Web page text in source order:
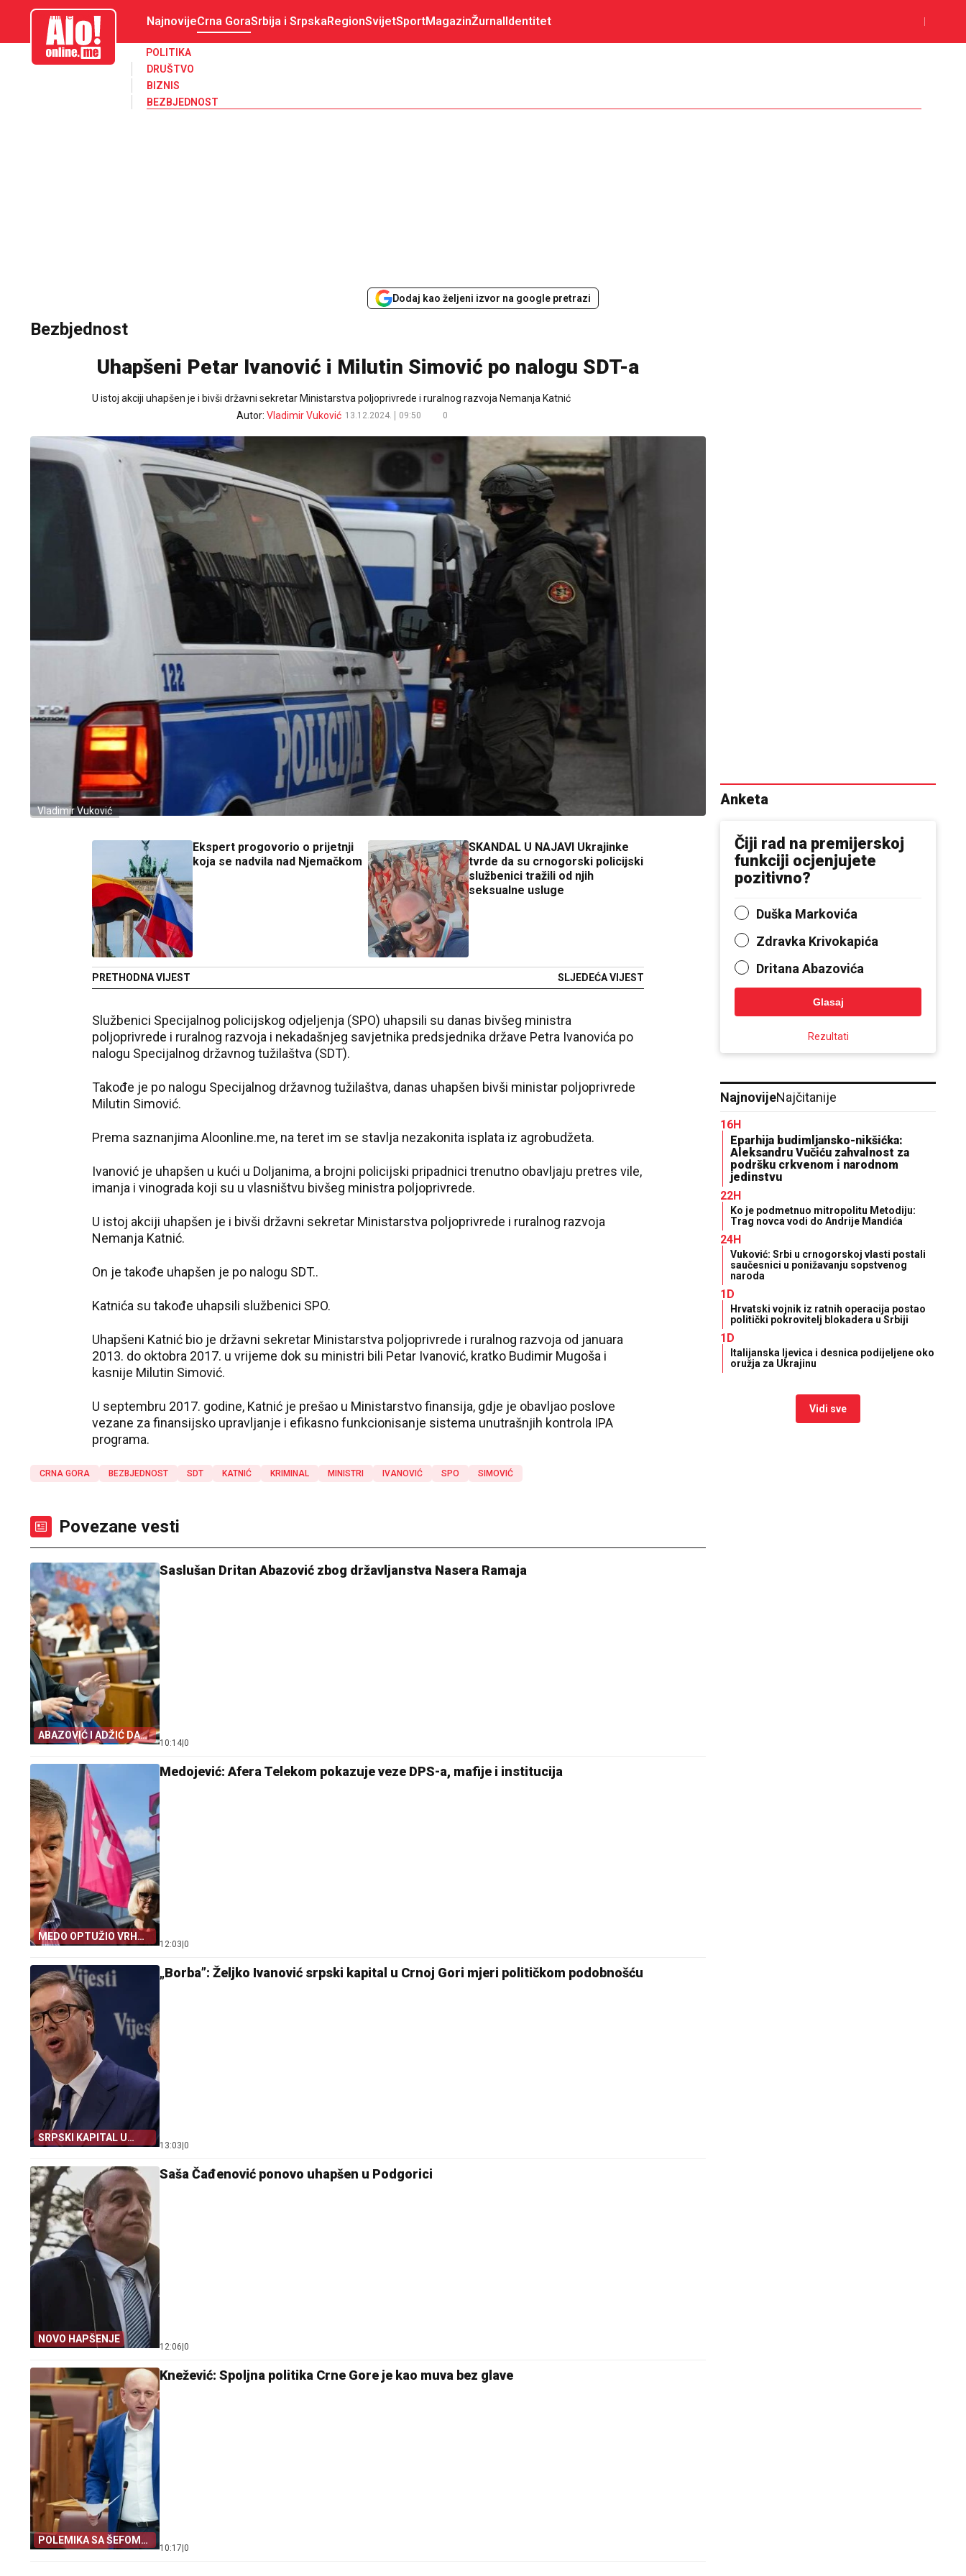
aloonline.me NajnovijeCrna GoraSrbija i SrpskaRegionSvijetSportMagazinŽurnalIdentitet
POLITIKA
DRUŠTVO
BIZNIS
BEZBJEDNOST
Dodaj kao željeni izvor na google pretrazi
Bezbjednost
Uhapšeni Petar Ivanović i Milutin Simović po nalogu SDT-a
U istoj akciji uhapšen je i bivši državni sekretar Ministarstva poljoprivrede i ruralnog razvoja Nemanja Katnić
Autor: Vladimir Vuković 13.12.2024. 09:50 0
Vladimir Vuković
Ekspert progovorio o prijetnji
koja se nadvila nad Njemačkom
PRETHODNA VIJEST
SKANDAL U NAJAVI Ukrajinke
tvrde da su crnogorski policijski
službenici tražili od njih
seksualne usluge
SLJEDEĆA VIJEST
Službenici Specijalnog policijskog odjeljenja (SPO) uhapsili su danas bivšeg ministra
poljoprivrede i ruralnog razvoja i nekadašnjeg savjetnika predsjednika države Petra Ivanovića po
nalogu Specijalnog državnog tužilaštva (SDT).
Takođe je po nalogu Specijalnog državnog tužilaštva, danas uhapšen bivši ministar poljoprivrede
Milutin Simović.
Prema saznanjima Aloonline.me, na teret im se stavlja nezakonita isplata iz agrobudžeta.
Ivanović je uhapšen u kući u Doljanima, a brojni policijski pripadnici trenutno obavljaju pretres vile,
imanja i vinograda koji su u vlasništvu bivšeg ministra poljoprivrede.
U istoj akciji uhapšen je i bivši državni sekretar Ministarstva poljoprivrede i ruralnog razvoja
Nemanja Katnić.
On je takođe uhapšen je po nalogu SDT..
Katnića su takođe uhapsili službenici SPO.
Uhapšeni Katnić bio je državni sekretar Ministarstva poljoprivrede i ruralnog razvoja od januara
2013. do oktobra 2017. u vrijeme dok su ministri bili Petar Ivanović, kratko Budimir Mugoša i
kasnije Milutin Simović.
U septembru 2017. godine, Katnić je prešao u Ministarstvo finansija, gdje je obavljao poslove
vezane za finansijsko upravljanje i efikasno funkcionisanje sistema unutrašnjih kontrola IPA
programa.
CRNA GORA BEZBJEDNOST SDT KATNIĆ KRIMINAL MINISTRI IVANOVIĆ SPO SIMOVIĆ
Povezane vesti
ABAZOVIĆ I ADŽIĆ DALI
IZJAVE
Saslušan Dritan Abazović zbog državljanstva Nasera Ramaja
10:14 0
MEDO OPTUŽIO VRH
TUŽILAŠTVA
Medojević: Afera Telekom pokazuje veze DPS-a, mafije i institucija
12:03 0
SRPSKI KAPITAL U
CRNOJ GORI
„Borba”: Željko Ivanović srpski kapital u Crnoj Gori mjeri političkom podobnošću
13:03 0
NOVO HAPŠENJE
Saša Čađenović ponovo uhapšen u Podgorici
12:06 0
POLEMIKA SA ŠEFOM
DIPLOMATIJE
Knežević: Spoljna politika Crne Gore je kao muva bez glave
10:17 0
Anketa
Čiji rad na premijerskoj
funkciji ocjenjujete
pozitivno?
Duška Markovića
Zdravka Krivokapića
Dritana Abazovića
Glasaj
Rezultati
NajnovijeNajčitanije
16H
Eparhija budimljansko-nikšićka:
Aleksandru Vučiću zahvalnost za
podršku crkvenom i narodnom
jedinstvu
22H
Ko je podmetnuo mitropolitu Metodiju:
Trag novca vodi do Andrije Mandića
24H
Vuković: Srbi u crnogorskoj vlasti postali
saučesnici u ponižavanju sopstvenog
naroda
1D
Hrvatski vojnik iz ratnih operacija postao
politički pokrovitelj blokadera u Srbiji
1D
Italijanska ljevica i desnica podijeljene oko
oružja za Ukrajinu
Vidi sve